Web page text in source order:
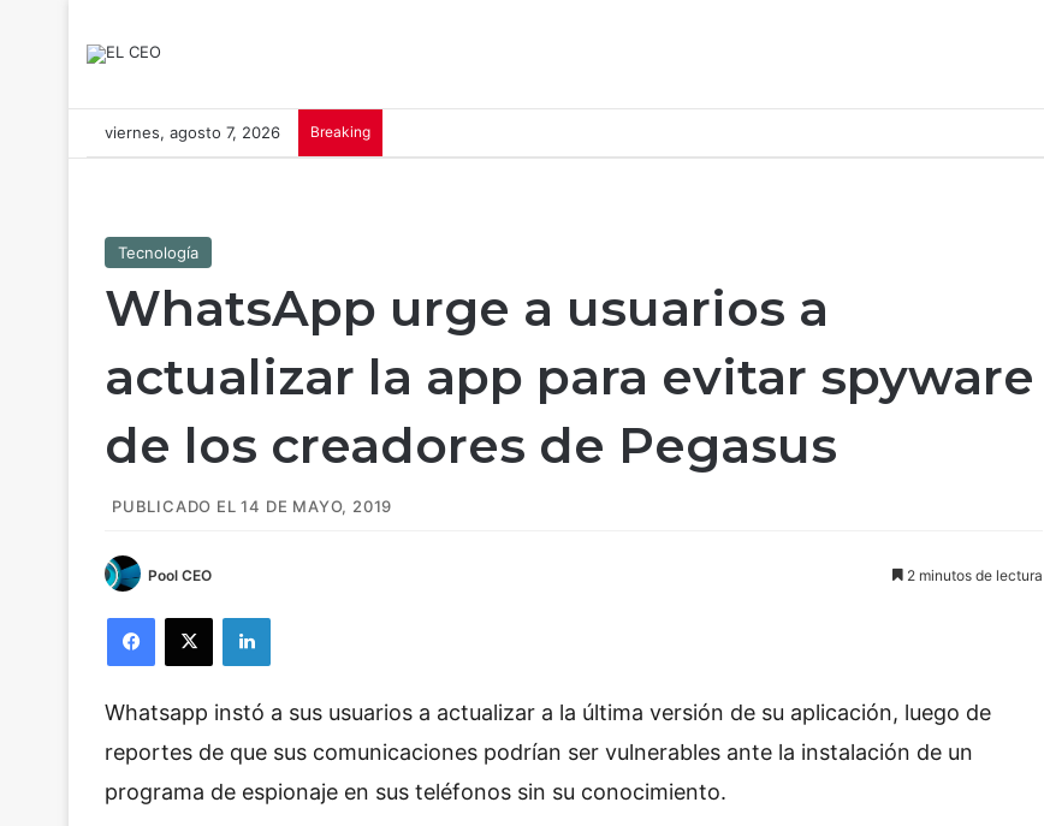
viernes, agosto 7, 2026 Breaking
Tecnología
WhatsApp urge a usuarios a
actualizar la app para evitar spyware
de los creadores de Pegasus
PUBLICADO EL 14 DE MAYO, 2019
Pool CEO 2 minutos de lectura
Whatsapp instó a sus usuarios a actualizar a la última versión de su aplicación, luego de
reportes de que sus comunicaciones podrían ser vulnerables ante la instalación de un
programa de espionaje en sus teléfonos sin su conocimiento.